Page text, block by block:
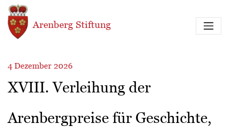
Direkt zum Inhalt
Arenberg Stiftung
4 Dezember 2026
XVIII. Verleihung der
Arenbergpreise für Geschichte,